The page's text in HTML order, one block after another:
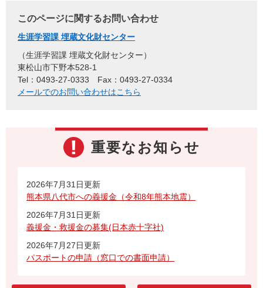
このページに関するお問い合わせ
生涯学習課 埋蔵文化財センター
生涯学習課 埋蔵文化財センター
東松山市下野本528-1
Tel：0493-27-0333
Fax：0493-27-0334
メールでのお問い合わせはこちら
重要なお知らせ
2026年7月31日更新
熊本県八代市への義援金（令和8年熊本地震）
2026年7月31日更新
義援金・救援金の募集(日本赤十字社)
2026年7月27日更新
パスポートの申請（窓口での書面申請）